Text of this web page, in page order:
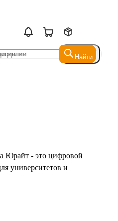
Найти
Найти
Юрайт - это цифровой
университетов и